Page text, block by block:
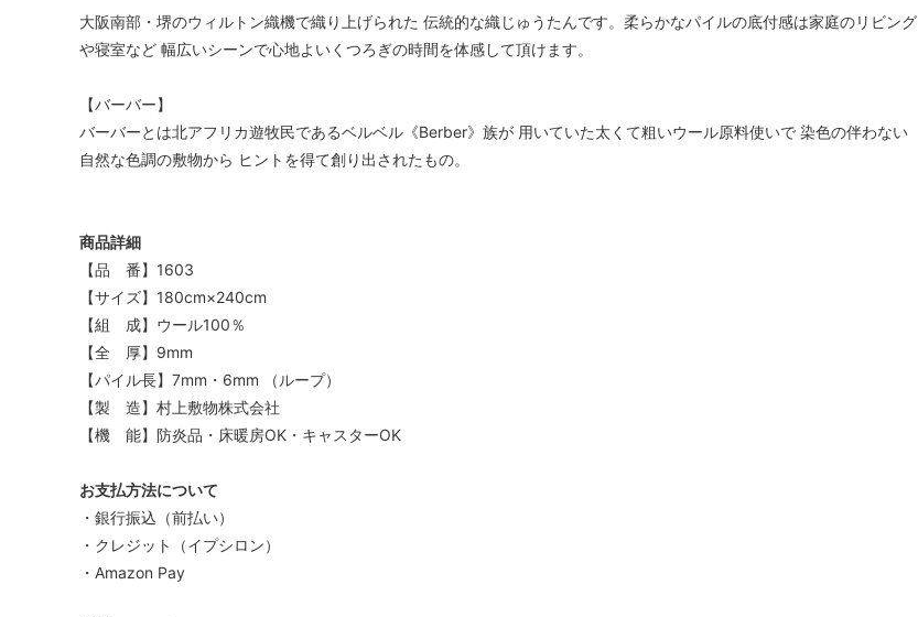
大阪南部・堺のウィルトン織機で織り上げられた 伝統的な織じゅうたんです。柔らかなパイルの底付感は家庭のリビング
や寝室など 幅広いシーンで心地よいくつろぎの時間を体感して頂けます。
【バーバー】
バーバーとは北アフリカ遊牧民であるベルベル《Berber》族が 用いていた太くて粗いウール原料使いで 染色の伴わない
自然な色調の敷物から ヒントを得て創り出されたもの。
商品詳細
【品 番】1603
【サイズ】180cm×240cm
【組 成】ウール100％
【全 厚】9mm
【パイル長】7mm・6mm （ループ）
【製 造】村上敷物株式会社
【機 能】防炎品・床暖房OK・キャスターOK
お支払方法について
・銀行振込（前払い）
・クレジット（イプシロン）
・Amazon Pay